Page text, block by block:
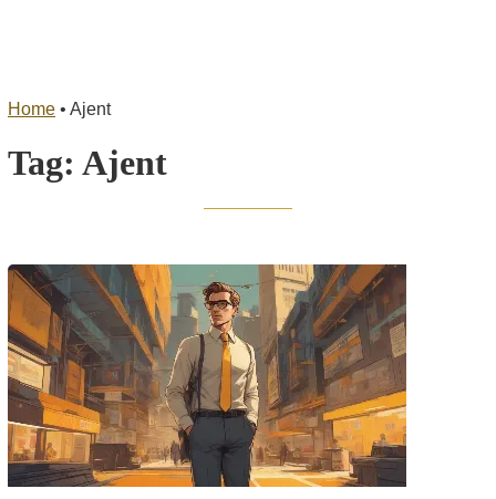
Home • Ajent
Tag: Ajent